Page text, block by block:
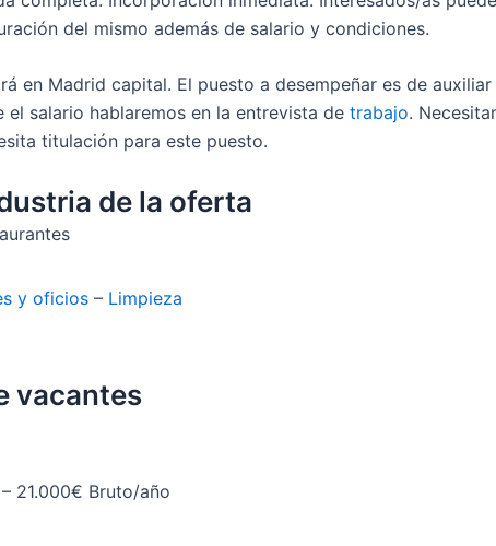
del mismo además de salario y condiciones.
en Madrid capital. El puesto a desempeñar es de
salario hablaremos en la entrevista de trabajo.
titulación para este puesto.
de la oferta
y oficios – Limpieza
vacantes
21.000€ Bruto/año